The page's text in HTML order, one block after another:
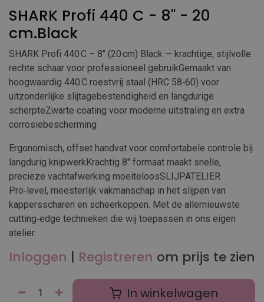
SHARK Profi 440 C - 8'' - 20
cm.Black
SHARK Profi 440 C – 8″ (20 cm) Black — krachtige, stijlvolle
rechte schaar voor professioneel gebruikGemaakt van
hoogwaardig 440 C roestvrij staal (HRC 58‑60) voor
uitzonderlijke slijtagebestendigheid en langdurige
scherpteZwarte coating voor moderne uitstraling en extra
corrosiebescherming
Ergonomisch, offset handvat voor comfortabele controle bij
langdurig knipwerkKrachtig 8″ formaat maakt snelle,
precieze vachtafwerking moeiteloosSLIJPATELIER
Pro‑level, meesterlijk vakmanschap in het slijpen van
kappersscharen en scheerkoppen. Met de allernieuwste
cutting‑edge technieken die wij toepassen in ons eigen
atelier.
Inloggen | Registreren om prijs te zien
In winkelwagen